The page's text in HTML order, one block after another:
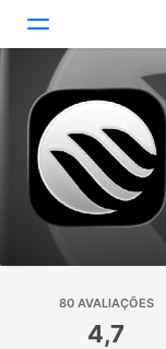
Hoje
Jogos
Apps
Plataforma
80 AVALIAÇÕES
4,7